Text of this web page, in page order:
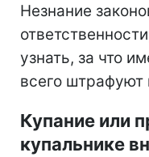
Незнание
узнать, за что
всего штрафуют
Купание или
купальнике